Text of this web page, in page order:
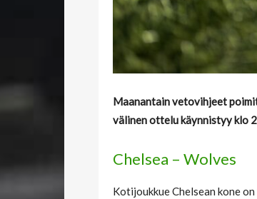
Maanantain vetovihjeet
välinen ottelu käynnistyy klo
Chelsea – Wolves
Kotijoukkue Chelsean kone